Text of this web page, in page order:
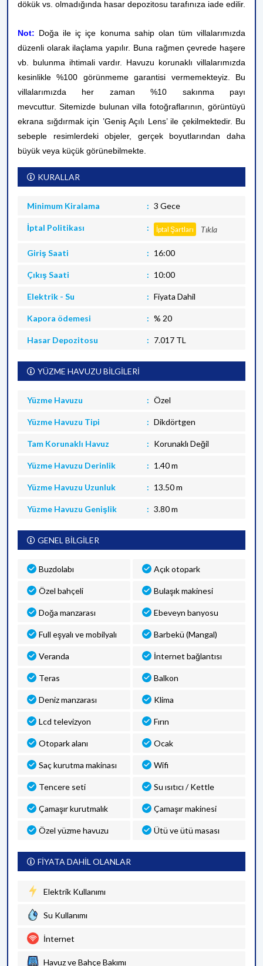
dökük vs. olmadığında hasar depozitosu tarafınıza iade edilir.
Not: Doğa ile iç içe konuma sahip olan tüm villalarımızda
düzenli olarak ilaçlama yapılır. Buna rağmen çevrede haşere
vb. bulunma ihtimali vardır. Havuzu korunaklı villalarımızda
kesinlikle %100 görünmeme garantisi vermemekteyiz. Bu
villalarımızda her zaman %10 sakınma payı
mevcuttur. Sitemizde bulunan villa fotoğraflarının, görüntüyü
ekrana sığdırmak için ’Geniş Açılı Lens’ ile çekilmektedir. Bu
sebeple resimlerdeki objeler, gerçek boyutlarından daha
büyük veya küçük görünebilmekte.
KURALLAR
Minimum Kiralama 3 Gece
İptal Politikası İptal Şartları Tıkla
Giriş Saati 16:00
Çıkış Saati 10:00
Elektrik - Su Fiyata Dahil
Kapora ödemesi % 20
Hasar Depozitosu 7.017 TL
YÜZME HAVUZU BİLGİLERİ
Yüzme Havuzu Özel
Yüzme Havuzu Tipi Dikdörtgen
Tam Korunaklı Havuz Korunaklı Değil
Yüzme Havuzu Derinlik 1.40 m
Yüzme Havuzu Uzunluk 13.50 m
Yüzme Havuzu Genişlik 3.80 m
GENEL BİLGİLER
Buzdolabı Açık otopark
Özel bahçeli Bulaşık makinesi
Doğa manzarası Ebeveyn banyosu
Full eşyalı ve mobilyalı Barbekü (Mangal)
Veranda İnternet bağlantısı
Teras Balkon
Deniz manzarası Klima
Lcd televizyon Fırın
Otopark alanı Ocak
Saç kurutma makinası Wifi
Tencere seti Su ısıtıcı / Kettle
Çamaşır kurutmalık Çamaşır makinesi
Özel yüzme havuzu Ütü ve ütü masası
FİYATA DAHİL OLANLAR
Elektrik Kullanımı
Su Kullanımı
İnternet
Havuz ve Bahçe Bakımı